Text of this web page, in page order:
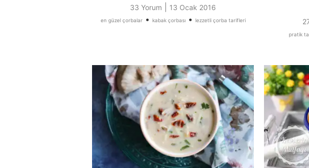
33 Yorum 13 Ocak 2016
en güzel çorbalar• kabak çorbası• lezzetli çorba tarifleri
pratik